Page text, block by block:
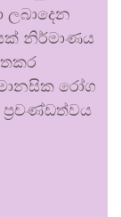
නිර්මාණය
රෝග
ප්‍රචණ්ඩත්වය